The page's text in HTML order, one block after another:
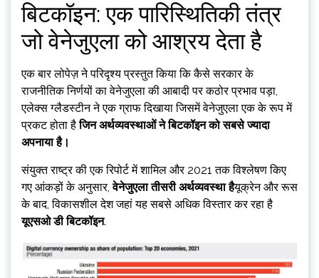
बिटकॉइन: एक पारिस्थितिकी तंत्र
जो वेनेजुएला को आश्रय देता है
एक बार लोपेज़ ने परिदृश्य प्रस्तुत किया कि कैसे सरकार के
राजनीतिक निर्णयों का वेनेजुएला की आबादी पर कठोर प्रभाव पड़ा,
एलेक्स ग्लैडस्टीन ने एक ग्राफ दिखाया जिसमें वेनेजुएला एक के रूप में
प्रकट होता हैजिन अर्थव्यवस्थाओं ने बिटकॉइन को सबसे ज्यादा
अपनाया है।
संयुक्त राष्ट्र की एक रिपोर्ट में शामिल और 2021 तक विश्लेषण किए
गए आंकड़ों के अनुसार,वेनेजुएला तीसरी अर्थव्यवस्था हैयूक्रेन और रूस
के बाद, विकासशील देश जहां यह सबसे अधिक विस्तार कर रहा है
यूएसओ डी बिटकॉइन.